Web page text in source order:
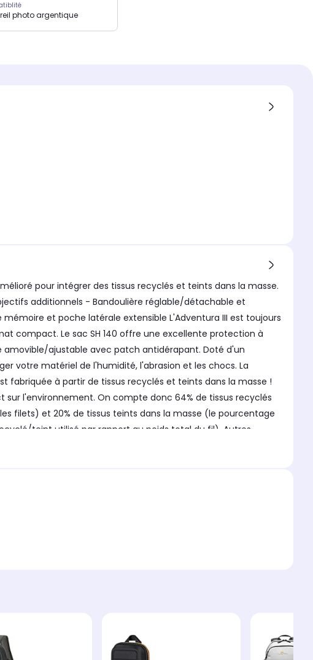
photo argentique
pour intégrer des tissus recyclés et teints dans la masse.
additionnels - Bandoulière réglable/détachable et
et poche latérale extensible L'Adventura III est toujours
compact. Le sac SH 140 offre une excellente protection à
ajustable avec patch antidérapant. Doté d'un
votre matériel de l'humidité, l'abrasion et les chocs. La
fabriquée à partir de tissus recyclés et teints dans la masse !
sur l'environnement. On compte donc 64% de tissus recyclés
filets) et 20% de tissus teints dans la masse (le pourcentage
teint utilisé par rapport au poids total du fil). Autres
intérieur : polyester 200D